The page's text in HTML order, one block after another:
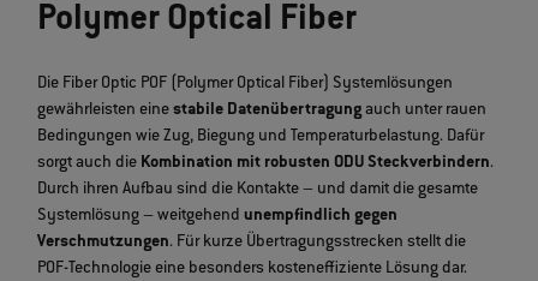
Polymer Optical Fiber
Die Fiber Optic POF (Polymer Optical Fiber) Systemlösungen
gewährleisten einestabile Datenübertragungauch unter rauen
Bedingungen wie Zug, Biegung und Temperaturbelastung. Dafür
sorgt auch die Kombination mit robusten ODU Steckverbindern.
Durch ihren Aufbau sind die Kontakte – und damit die gesamte
Systemlösung – weitgehendunempfindlich gegen
Verschmutzungen. Für kurze Übertragungsstrecken stellt die
POF-Technologie eine besonders kosteneffiziente Lösung dar.